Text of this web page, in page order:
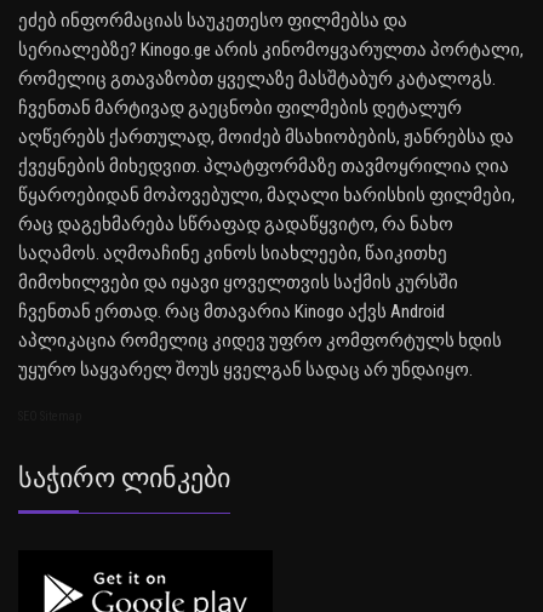
ეძებ ინფორმაციას საუკეთესო ფილმებსა და
სერიალებზე? Kinogo.ge არის კინომოყვარულთა პორტალი,
რომელიც გთავაზობთ ყველაზე მასშტაბურ კატალოგს.
ჩვენთან მარტივად გაეცნობი ფილმების დეტალურ
აღწერებს ქართულად, მოიძებ მსახიობების, ჟანრებსა და
ქვეყნების მიხედვით. პლატფორმაზე თავმოყრილია ღია
წყაროებიდან მოპოვებული, მაღალი ხარისხის ფილმები,
რაც დაგეხმარება სწრაფად გადაწყვიტო, რა ნახო
საღამოს. აღმოაჩინე კინოს სიახლეები, წაიკითხე
მიმოხილვები და იყავი ყოველთვის საქმის კურსში
ჩვენთან ერთად. რაც მთავარია Kinogo აქვს Android
აპლიკაცია რომელიც კიდევ უფრო კომფორტულს ხდის
უყურო საყვარელ შოუს ყველგან სადაც არ უნდაიყო.
Საჭირო Ლინკები